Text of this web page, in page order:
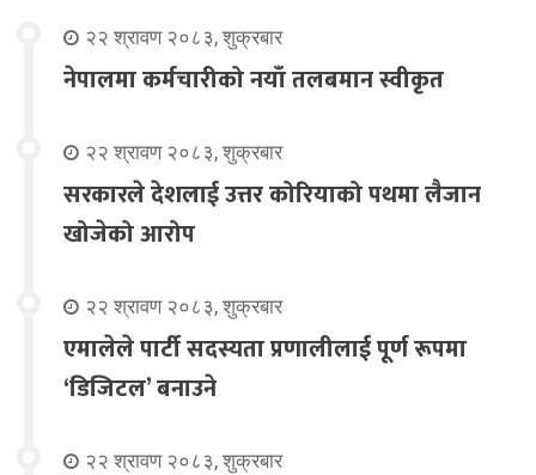
२२ श्रावण २०८३, शुक्रबार
नेपालमा कर्मचारीको नयाँ तलबमान स्वीकृत
२२ श्रावण २०८३, शुक्रबार
सरकारले देशलाई उत्तर कोरियाको पथमा लैजान
खोजेको आरोप
२२ श्रावण २०८३, शुक्रबार
एमालेले पार्टी सदस्यता प्रणालीलाई पूर्ण रूपमा
‘डिजिटल’ बनाउने
२२ श्रावण २०८३, शुक्रबार